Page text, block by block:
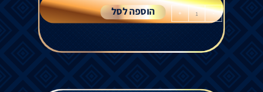
-
+ הוספה לסל